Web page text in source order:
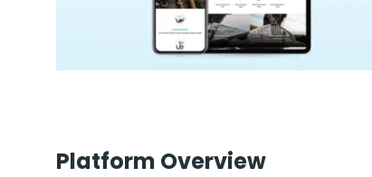
Platform Overview